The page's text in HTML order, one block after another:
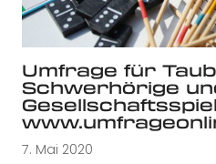
Umfrage für
Schwerhörige
7. Mai 2020